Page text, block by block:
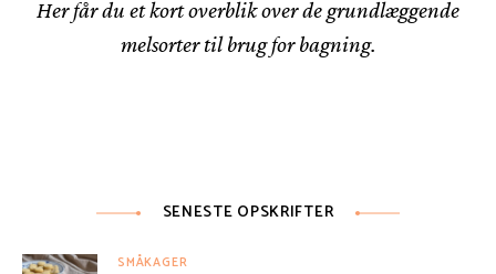
Her får du et kort overblik over de grundlæggende
melsorter til brug for bagning.
SENESTE OPSKRIFTER
SMÅKAGER